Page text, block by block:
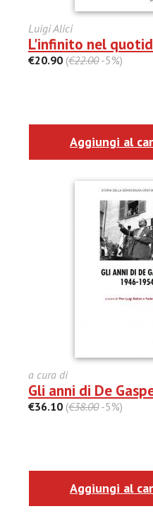
Luigi Alici
L'infinito nel
€20.90 (€22.00-5%)
Aggiungi al
a cura di
Gli anni di De
€36.10 (€38.00-5%)
Aggiungi al